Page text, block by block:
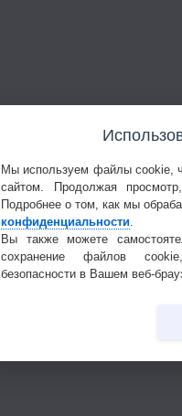
Мы используем файлы cookie,
сайтом. Продолжая
Подробнее о том, как мы
конфиденциальности
Вы также можете
сохранение файлов
безопасности в Вашем веб-